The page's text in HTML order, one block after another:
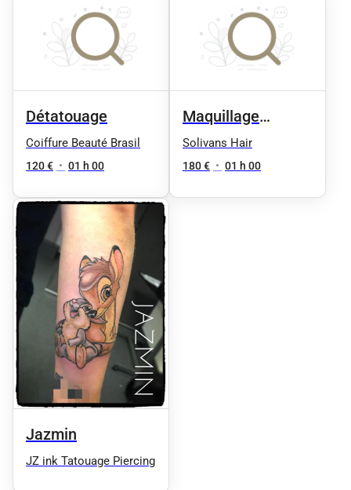
Détatouage
Coiffure Beauté Brasil
120 € • 01 h 00
Maquillage
permanent
Solivans Hair
180 € • 01 h 00
Jazmin
JZ ink Tatouage Piercing